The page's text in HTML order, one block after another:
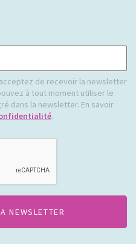
de recevoir la newsletter
à tout moment utiliser le
dans la newsletter. En savoir
.